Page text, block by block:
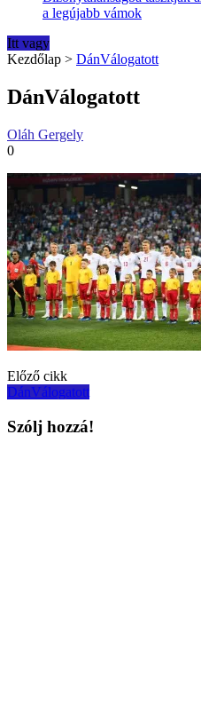
a legújabb vámok
Itt vagy
Kezdőlap > DánVálogatott
DánVálogatott
Oláh Gergely
0
Post
navigation
Előző cikk
DánVálogatott
Szólj hozzá!